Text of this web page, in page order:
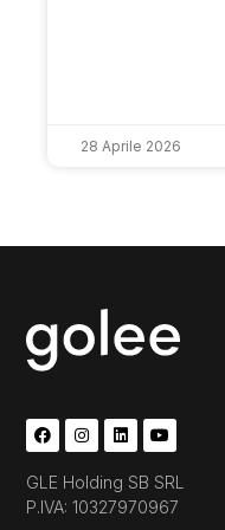
28 Aprile 2026
GLE Holding SB SRL
P.IVA: 10327970967